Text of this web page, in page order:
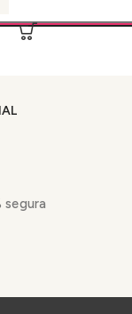
segura